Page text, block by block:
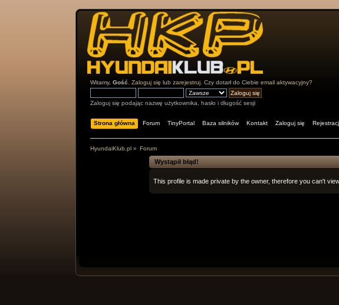
Witamy, Gość Zaloguj się lub zarejestruj. Czy dotarł do Ciebie email aktywacyjny?
Zaloguj się podając nazwę użytkownika, hasło i długość sesji
Strona główna Forum TinyPortal Baza silników Kontakt Zaloguj się
HyundaiKlub.pl » Forum
Wystąpił błąd!
This profile is made private by the owner, therefore you can't